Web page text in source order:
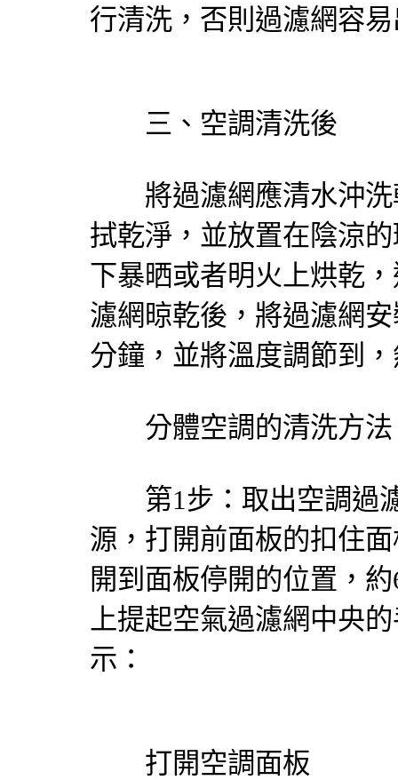
行清洗，否則過濾網容
三、空調清洗後
將過濾網應清水沖洗
拭乾淨，並放置在陰涼
下暴晒或者明火上烘乾
濾網晾乾後，將過濾網
分鐘，並將溫度調節到
分體空調的清洗方法
第1步：取出空調過濾
源，打開前面板的扣住
開到面板停開的位置，
上提起空氣過濾網中央
示：
打開空調面板